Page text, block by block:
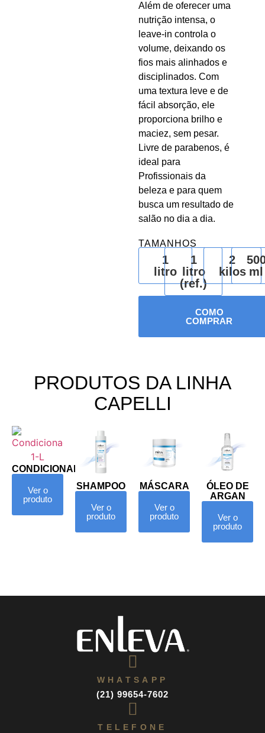
Além de oferecer uma
nutrição intensa, o
leave-in controla o
volume, deixando os
fios mais alinhados e
disciplinados. Com
uma textura leve e de
fácil absorção, ele
proporciona brilho e
maciez, sem pesar.
Livre de parabenos, é
ideal para
Profissionais da
beleza e para quem
busca um resultado de
salão no dia a dia.
TAMANHOS
1
litro
1
litro
(ref.)
2
kilos ml
COMO
COMPRAR
PRODUTOS DA LINHA
CAPELLI
CONDICIONADOR
Ver o
produto
SHAMPOO
Ver o
produto
MÁSCARA
Ver o
produto
ÓLEO DE
ARGAN
Ver o
produto
WHATSAPP
(21) 99654-7602
TELEFONE